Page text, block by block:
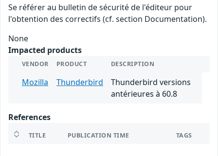
Se référer au bulletin de sécurité de l'éditeur pour
l'obtention des correctifs (cf. section Documentation).
None
Impacted products
VENDOR PRODUCT DESCRIPTION
Mozilla Thunderbird
Thunderbird versions
antérieures à 60.8
References
TITLE PUBLICATION TIME TAGS